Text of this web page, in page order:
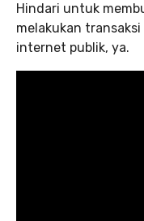
Hindari untuk
melakukan
internet publik, ya.